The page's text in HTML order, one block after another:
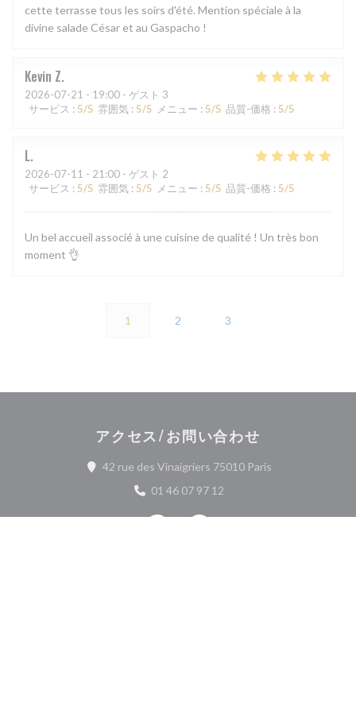
cette terrasse tous les soirs d'été. Mention spéciale à la
divine salade César et au Gaspacho !
Kevin Z
2026-07-21 - 19:00 - ゲスト 3
サービス : 5/5 雰囲気 : 5/5 メニュー : 5/5 品質-価格 : 5/5
L
2026-07-11 - 21:00 - ゲスト 2
サービス : 5/5 雰囲気 : 5/5 メニュー : 5/5 品質-価格 : 5/5
Un bel accueil associé à une cuisine de qualité ! Un très bon
moment 👌
1 2 3
アクセス/お問い合わせ
42 rue des Vinaigriers 75010 Paris
01 46 07 97 12